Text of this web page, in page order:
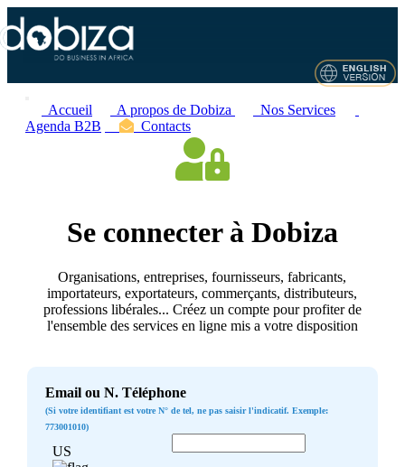
Accueil A propos de Dobiza
Nos Services
Agenda B2B
Contacts
Se connecter à Dobiza
Organisations, entreprises, fournisseurs, fabricants,
importateurs, exportateurs, commerçants, distributeurs,
professions libérales... Créez un compte pour profiter de
l'ensemble des services en ligne mis a votre disposition
Email ou N. Téléphone
(Si votre identifiant est votre N° de tel, ne pas saisir l'indicatif. Exemple:
773001010)
US